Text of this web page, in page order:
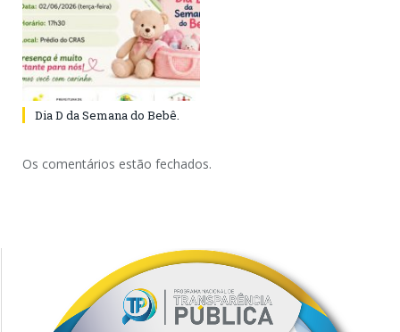
Dia D da Semana do Bebê.
Os comentários estão fechados.